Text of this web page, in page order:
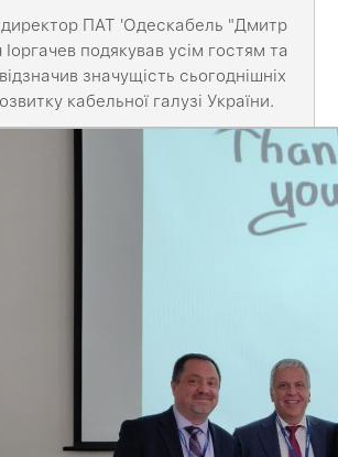
директор ПАТ 'Одескабель "Дмитр
подякував усім гостям та
значущість сьогоднішніх
кабельної галузі України.